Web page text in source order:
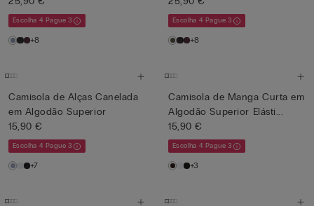
Escolha 4 Pague 3
+8
Escolha 4 Pague 3
+8
Camisola de Alças Canelada
em Algodão Superior
15,90 €
Escolha 4 Pague 3
+7
Camisola de Manga Curta em
Algodão Superior Elásti...
15,90 €
Escolha 4 Pague 3
+3